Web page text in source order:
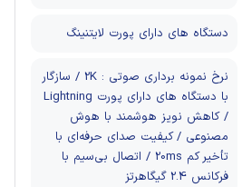
دستگاه های دارای پورت لایتنینگ
نرخ نمونه برداری صوتی : 2K / سازگار
با دستگاه های دارای پورت Lightning
/ کاهش نویز هوشمند با هوش
مصنوعی / کیفیت صدای حرفه‌ای با
تأخیر کم 20ms / اتصال بی‌سیم با
فرکانس 2.4 گیگاهرتز